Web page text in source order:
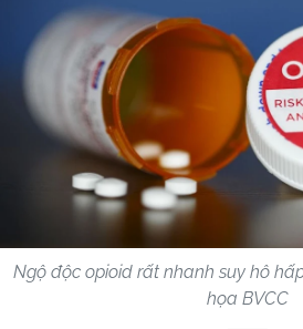
Ngộ độc opioid rất nhanh suy hô
họa BVCC